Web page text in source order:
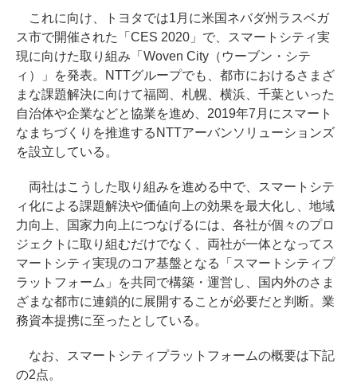
これに向け、トヨタでは1月に米国ネバダ州ラスベガ
ス市で開催された「CES 2020」で、スマートシティ実
現に向けた取り組み「Woven City（ウーブン・シテ
ィ）」を発表。NTTグループでも、都市におけるさまざ
まな課題解決に向けて福岡、札幌、横浜、千葉といった
自治体や企業などと協業を進め、2019年7月にスマート
なまちづくりを推進するNTTアーバンソリューションズ
を設立している。
両社はこうした取り組みを進める中で、スマートシテ
ィ化による課題解決や価値向上の効果を最大化し、地域
力向上、国家力向上につなげるには、各社が個々のプロ
ジェクトに取り組むだけでなく、両社が一体となってス
マートシティ実現のコア基盤となる「スマートシティプ
ラットフォーム」を共同で構築・運営し、国内外のさま
ざまな都市に連鎖的に展開することが必要だと判断。業
務資本提携に至ったとしている。
なお、スマートシティプラットフォームの概要は下記
の2点。